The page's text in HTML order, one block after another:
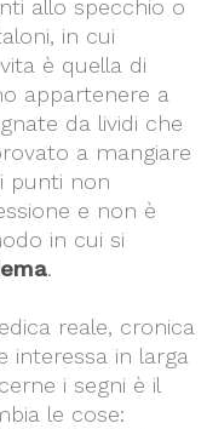
allo specchio o
in cui
è quella di
appartenere a
da lividi che
a mangiare
punti non
e non è
in cui si
.
reale, cronica
interessa in larga
i segni è il
le cose: